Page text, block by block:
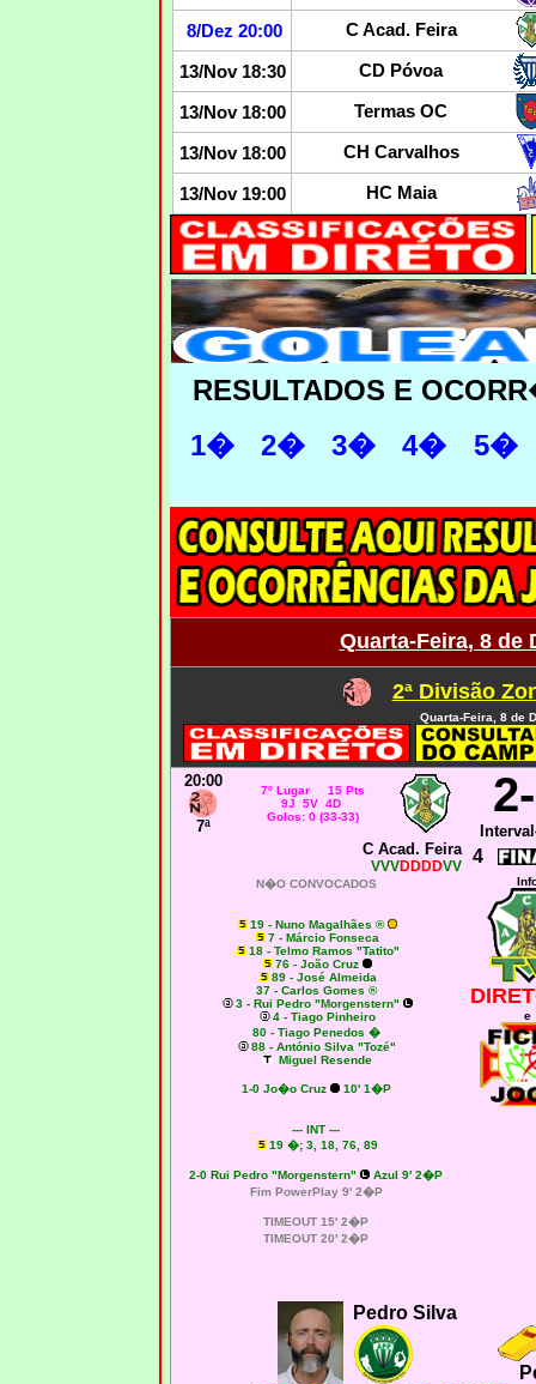
8/Dez 20:00 C Acad. Feira
13/Nov 18:30 CD Póvoa
13/Nov 18:00 Termas OC
13/Nov 18:00 CH Carvalhos
13/Nov 19:00 HC Maia
RESULTADOS E
1�
2� 3� 4� 5�
Quarta-Feira, 8 de
2ª Divisão
Quarta-Feira, 8 de
20:00
7ª
7º Lugar 15 Pts
9J 5V 4D
Golos: 0 (33-33)
2-
C Acad. Feira
VVVDDDDVV 4
N�O CONVOCADOS
19 - Nuno Magalhães ®
7 - Márcio Fonseca
18 - Telmo Ramos "Tatito"
76 - João Cruz
89 - José Almeida
37 - Carlos Gomes ®
3 - Rui Pedro "Morgenstern"
4 - Tiago Pinheiro
80 - Tiago Penedos �
88 - António Silva "Tozé"
Miguel Resende
1-0 Jo�o Cruz 10' 1�P
--- INT ---
19 �; 3, 18, 76, 89
2-0 Rui Pedro "Morgenstern"
Azul 9' 2�P
Fim PowerPlay 9' 2�P
TIMEOUT 15' 2�P
TIMEOUT 20' 2�P
e
Pedro Silva